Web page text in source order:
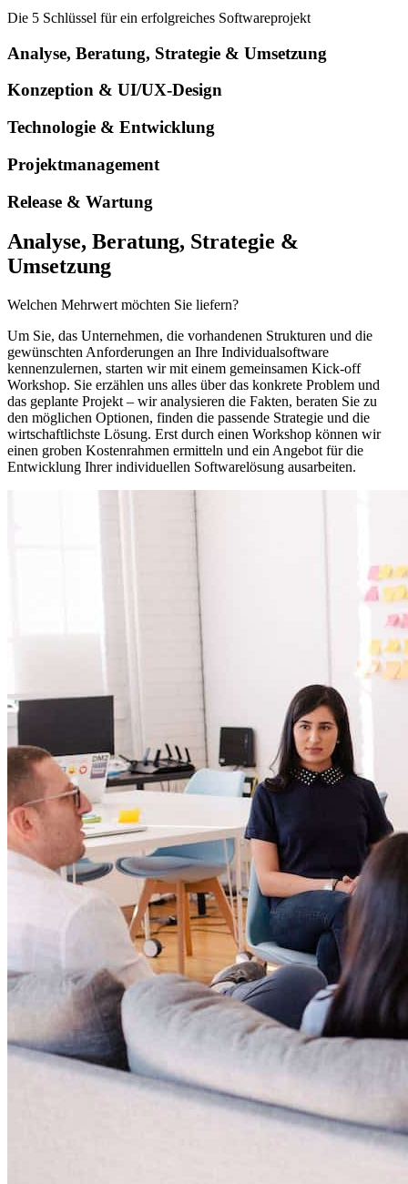
Die 5 Schlüssel für ein erfolgreiches Softwareprojekt
Analyse, Beratung, Strategie & Umsetzung
Konzeption & UI/UX-Design
Technologie & Entwicklung
Projektmanagement
Release & Wartung
Analyse, Beratung, Strategie &
Umsetzung
Welchen Mehrwert möchten Sie liefern?
Um Sie, das Unternehmen, die vorhandenen Strukturen und die
gewünschten Anforderungen an Ihre Individualsoftware
kennenzulernen, starten wir mit einem gemeinsamen Kick-off
Workshop. Sie erzählen uns alles über das konkrete Problem und
das geplante Projekt – wir analysieren die Fakten, beraten Sie zu
den möglichen Optionen, finden die passende Strategie und die
wirtschaftlichste Lösung. Erst durch einen Workshop können wir
einen groben Kostenrahmen ermitteln und ein Angebot für die
Entwicklung Ihrer individuellen Softwarelösung ausarbeiten.